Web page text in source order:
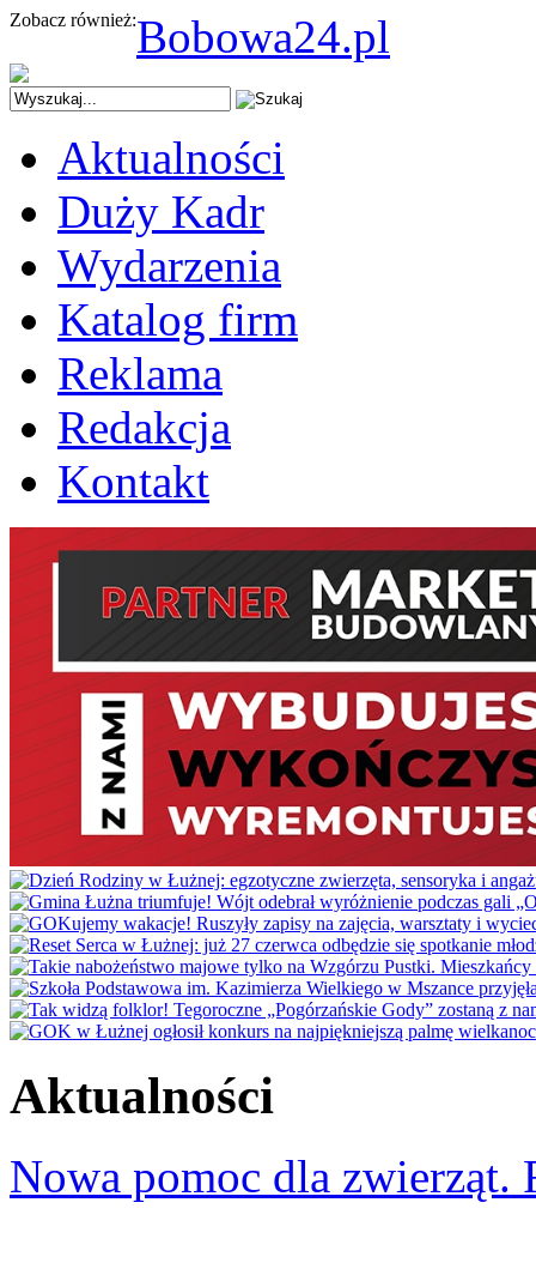
Zobacz również:Bobowa24.pl
Aktualności
Duży Kadr
Wydarzenia
Katalog firm
Reklama
Redakcja
Kontakt
Aktualności
Nowa pomoc dla zwierząt.